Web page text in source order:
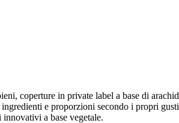
coperture in private label a base di
e proporzioni secondo i propri
a base vegetale.